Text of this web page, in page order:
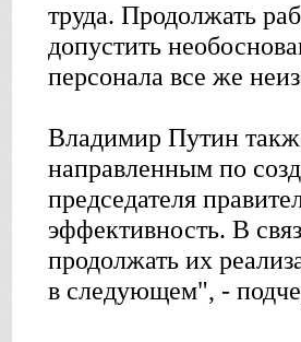
труда. Продолжать
допустить
персонала все же
Владимир Путин
направленным по
председателя
эффективность. В
продолжать их
в следующем", -